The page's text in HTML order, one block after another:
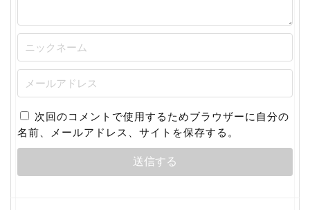
次回のコメントで使用するためブラウザーに自分の
名前、メールアドレス、サイトを保存する。